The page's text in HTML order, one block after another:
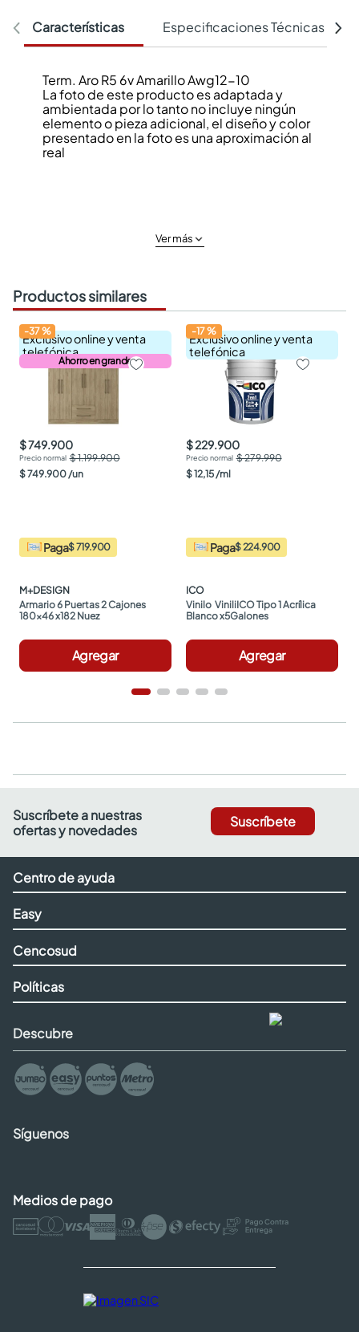
Características Especificaciones Técnicas
Term. Aro R5 6v Amarillo Awg12-10
La foto de este producto es adaptada y
ambientada por lo tanto no incluye ningún
elemento o pieza adicional, el diseño y color
presentado en la foto es una aproximación al
real
Ver más
Productos similares
Exclusivo online y venta
telefónica
Ahorro en grande
-37%
$ 749.900
$ 1.199.900
$749.900 /un
Paga$ 719.900
M+DESIGN
Armario 6 Puertas 2 Cajones
180x46 x182 Nuez
Agregar
Exclusivo online y venta
telefónica
-17%
$ 229.900
$ 279.990
$12,15 /ml
Paga$ 224.900
ICO
Vinilo  ViniliICO Tipo 1 Acrílica
Blanco x5Galones
Agregar
Suscríbete a nuestras
ofertas y novedades
Suscríbete
Centro de ayuda
Easy
Cencosud
Políticas
Descubre
Síguenos
Medios de pago